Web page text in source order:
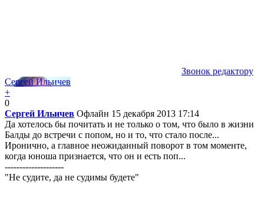
Звонок редактору
Сергей Ильичев
+
0
Сергей Ильичев Офлайн 15 декабря 2013 17:14
Да хотелось бы почитать и не только о том, что было в жизни
Балды до встречи с попом, но и то, что стало после...
Иронично, а главное неожиданный поворот в том моменте,
когда юноша признается, что он и есть поп...
--------------------
"Не судите, да не судимы будете"